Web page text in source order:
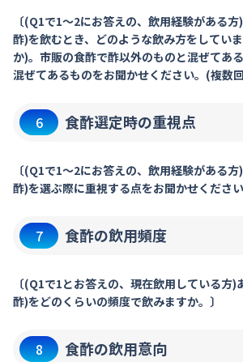
〔(Q1で1～2にお答えの、飲用経験がある
酢)を飲むとき、どのような飲み方をしてい
か)。市販の食酢で酢以外のものと混ぜてあ
混ぜてあるものをお聞かせください。(複数回
6 食酢選定時の重視点
〔(Q1で1～2にお答えの、飲用経験がある
酢)を選ぶ際に重視する点をお聞かせくださ
7 食酢の飲用頻度
〔(Q1で1とお答えの、現在飲用している方
酢)をどのくらいの頻度で飲みますか。〕
8 食酢の飲用意向